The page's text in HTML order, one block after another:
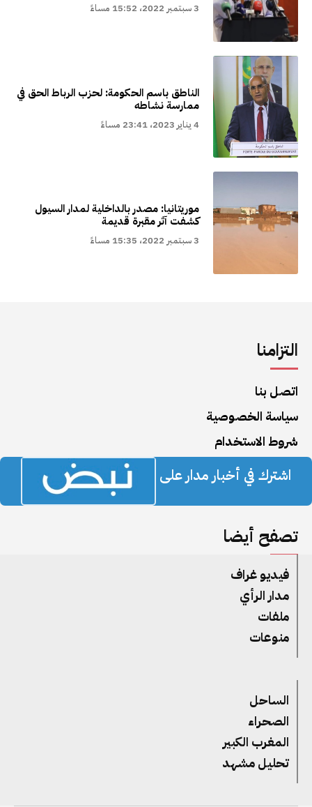
3 سبتمبر 2022، 15:52 مساءً
الناطق باسم الحكومة: لحزب الرباط الحق في
ممارسة نشاطه
4 يناير 2023، 23:41 مساءً
موريتانيا: مصدر بالداخلية لمدار السيول
كشفت آثر مقبرة قديمة
3 سبتمبر 2022، 15:35 مساءً
التزامنا
اتصل بنا
سياسة الخصوصية
شروط الاستخدام
اشترك في أخبار مدار على
تصفح أيضا
فيديو غراف
مدار الرأي
ملفات
منوعات
الساحل
الصحراء
المغرب الكبير
تحليل مشهد